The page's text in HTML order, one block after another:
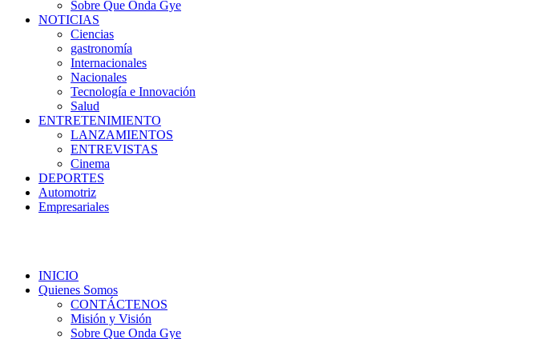
Sobre Que Onda Gye
NOTICIAS
Ciencias
gastronomía
Internacionales
Nacionales
Tecnología e Innovación
Salud
ENTRETENIMIENTO
LANZAMIENTOS
ENTREVISTAS
Cinema
DEPORTES
Automotriz
Empresariales
INICIO
Quienes Somos
CONTÁCTENOS
Misión y Visión
Sobre Que Onda Gye